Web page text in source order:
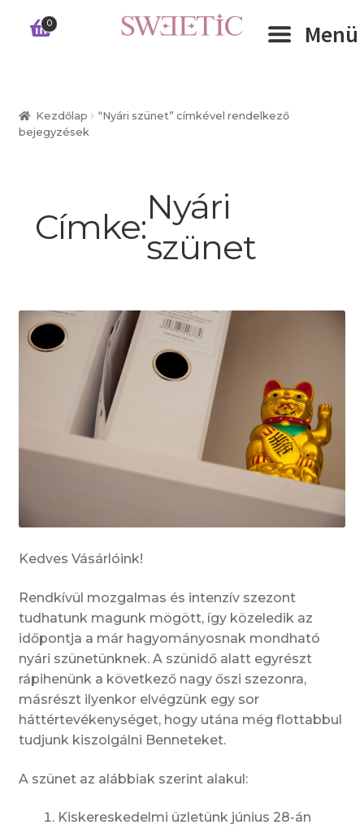
Ugrás
Kilépés
0 Menü
INFORMÁCIÓK
Kezdőlap
“Nyári szünet” címkével rendelkező
bejegyzések
Címke:Nyári
szünet
Kedves Vásárlóink!
Rendkívül mozgalmas és intenzív szezont
tudhatunk magunk mögött, így közeledik az
időpontja a már hagyományosnak mondható
nyári szünetünknek. A szünidő alatt egyrészt
rápihenünk a következő nagy őszi szezonra,
másrészt ilyenkor elvégzünk egy sor
háttértevékenységet, hogy utána még flottabbul
tudjunk kiszolgálni Benneteket.
A szünet az alábbiak szerint alakul:
Kiskereskedelmi üzletünk június 28-án